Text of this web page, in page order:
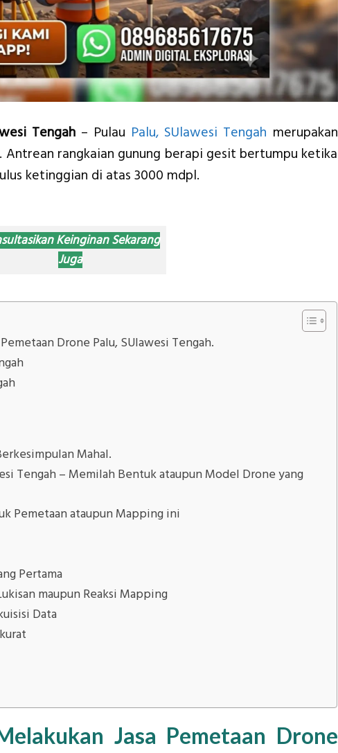
Tengah – Pulau Palu, SUlawesi Tengah merupakan
rangkaian gunung berapi gesit bertumpu ketika
ketinggian di atas 3000 mdpl.
Keinginan Sekarang
Juga
Drone Palu, SUlawesi Tengah.
Mahal.
Tengah – Memilah Bentuk ataupun Model Drone yang
Pemetaan ataupun Mapping ini
Pertama
maupun Reaksi Mapping
Data
Jasa Pemetaan Drone